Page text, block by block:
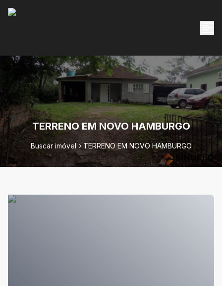
TERRENO EM NOVO HAMBURGO
Buscar imóvel TERRENO EM NOVO HAMBURGO